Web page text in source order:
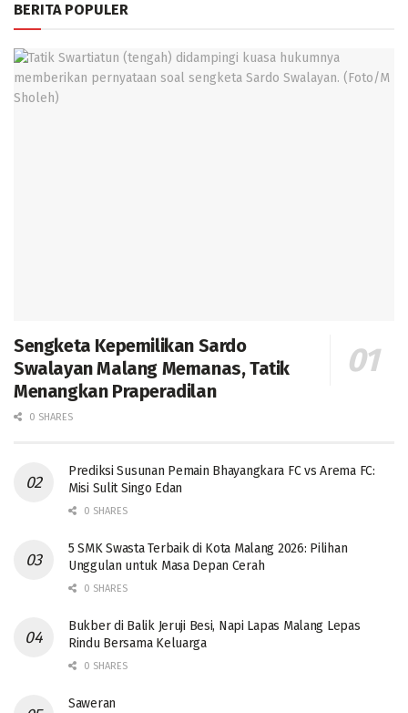
BERITA POPULER
Sengketa Kepemilikan Sardo
Swalayan Malang Memanas, Tatik
Menangkan Praperadilan
0 SHARES
Prediksi Susunan Pemain Bhayangkara FC vs Arema FC:
Misi Sulit Singo Edan
0 SHARES
5 SMK Swasta Terbaik di Kota Malang 2026: Pilihan
Unggulan untuk Masa Depan Cerah
0 SHARES
Bukber di Balik Jeruji Besi, Napi Lapas Malang Lepas
Rindu Bersama Keluarga
0 SHARES
Saweran